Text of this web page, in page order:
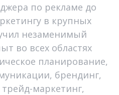
по рекламе до
в крупных
незаменимый
во всех областях
планирование,
брендинг,
маркетинг,